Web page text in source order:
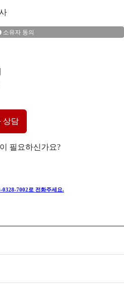
소유자 동의
상담
필요하신가요?
0328-7002 로 전화주세요.